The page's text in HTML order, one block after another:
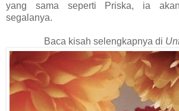
yang sama seperti Priska, ia akan
segalanya.
Baca kisah selengkapnya di